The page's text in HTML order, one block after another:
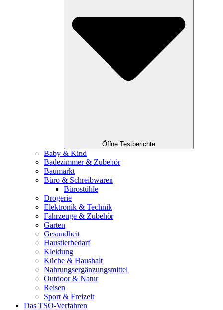
Öffne Testberichte
Baby & Kind
Badezimmer & Zubehör
Baumarkt
Büro & Schreibwaren
Bürostühle
Drogerie
Elektronik & Technik
Fahrzeuge & Zubehör
Garten
Gesundheit
Haustierbedarf
Kleidung
Küche & Haushalt
Nahrungsergänzungsmittel
Outdoor & Natur
Reisen
Sport & Freizeit
Das TSO-Verfahren